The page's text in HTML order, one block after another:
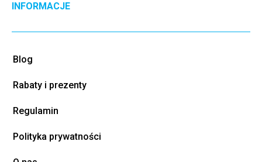
INFORMACJE
Blog
Rabaty i prezenty
Regulamin
Polityka prywatności